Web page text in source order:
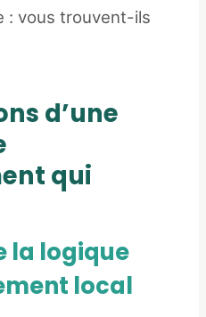
: vous trouvent-ils
d’une
qui
la logique
local